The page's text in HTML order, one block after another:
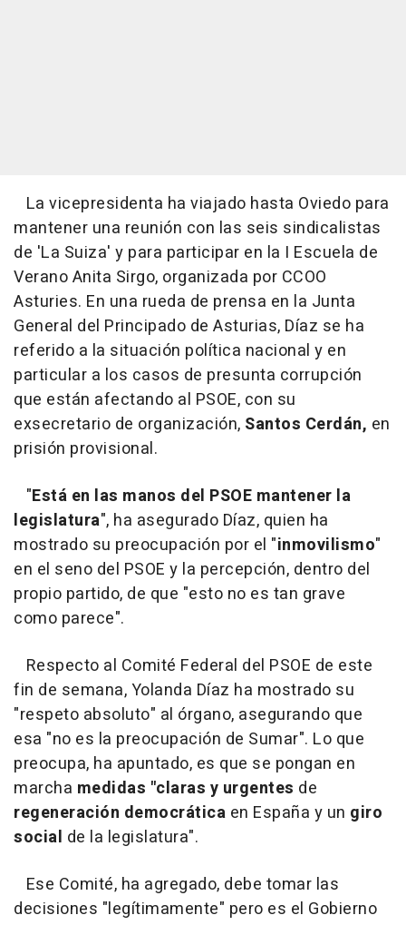
La vicepresidenta ha viajado hasta Oviedo para
mantener una reunión con las seis sindicalistas
de 'La Suiza' y para participar en la I Escuela de
Verano Anita Sirgo, organizada por CCOO
Asturies. En una rueda de prensa en la Junta
General del Principado de Asturias, Díaz se ha
referido a la situación política nacional y en
particular a los casos de presunta corrupción
que están afectando al PSOE, con su
exsecretario de organización, Santos Cerdán, en
prisión provisional.
"Está en las manos del PSOE mantener la
legislatura", ha asegurado Díaz, quien ha
mostrado su preocupación por el "inmovilismo"
en el seno del PSOE y la percepción, dentro del
propio partido, de que "esto no es tan grave
como parece".
Respecto al Comité Federal del PSOE de este
fin de semana, Yolanda Díaz ha mostrado su
"respeto absoluto" al órgano, asegurando que
esa "no es la preocupación de Sumar". Lo que
preocupa, ha apuntado, es que se pongan en
marcha medidas "claras y urgentes de
regeneración democrática en España y un giro
social de la legislatura".
Ese Comité, ha agregado, debe tomar las
decisiones "legítimamente" pero es el Gobierno